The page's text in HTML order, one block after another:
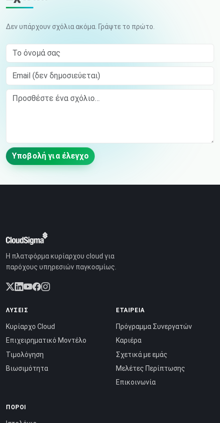
Δεν υπάρχουν σχόλια ακόμα. Γράψτε το πρώτο.
Το όνομά σας
Email (δεν δημοσιεύεται)
Comment
Υποβολή για έλεγχο
Η πλατφόρμα κυρίαρχου cloud για
παρόχους υπηρεσιών παγκοσμίως.
ΛΎΣΕΙΣ
Κυρίαρχο Cloud
Επιχειρηματικό Μοντέλο
Τιμολόγηση
Βιωσιμότητα
ΕΤΑΙΡΕΊΑ
Πρόγραμμα Συνεργατών
Καριέρα
Σχετικά με εμάς
Μελέτες Περίπτωσης
Επικοινωνία
ΠΌΡΟΙ